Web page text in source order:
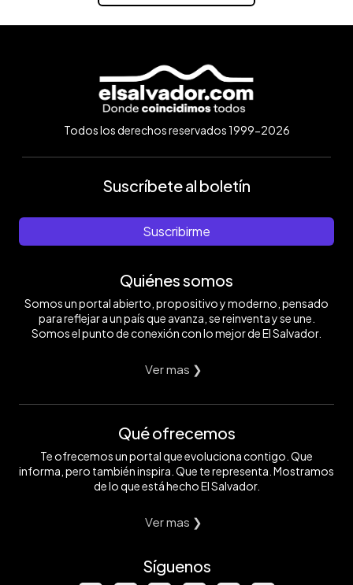
Todos los derechos reservados 1999-2026
Suscríbete al boletín
Suscribirme
Quiénes somos
Somos un portal abierto, propositivo y moderno, pensado
para reflejar a un país que avanza, se reinventa y se une.
Somos el punto de conexión con lo mejor de El Salvador.
Ver mas ❯
Qué ofrecemos
Te ofrecemos un portal que evoluciona contigo. Que
informa, pero también inspira. Que te representa. Mostramos
de lo que está hecho El Salvador.
Ver mas ❯
Síguenos